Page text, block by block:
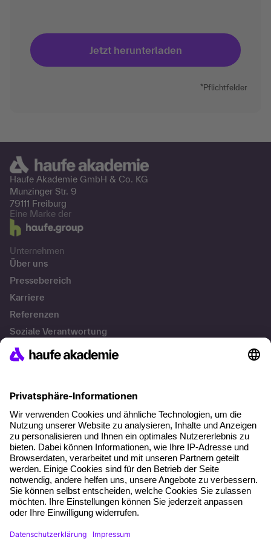
*Pflichtfelder
Haufe Akademie GmbH & Co. KG
Munzinger Str. 9
79111 Freiburg
Eine Marke der
Unternehmen
Über uns
Pressebereich
Karriere
Referenzen
Soziale Verantwortung
Fakten
Services
Events & Webinare
Kontakt & Support
Kontakt
+49 761 595339-00
AGB
Impressum
Datenschutz